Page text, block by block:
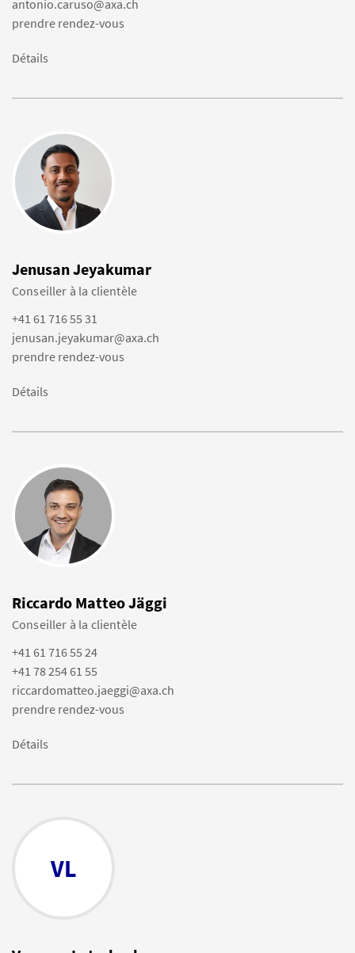
antonio.caruso@axa.ch
prendre rendez-vous
Détails
Jenusan Jeyakumar
Conseiller à la clientèle
+41 61 716 55 31
jenusan.jeyakumar@axa.ch
prendre rendez-vous
Détails
Riccardo Matteo Jäggi
Conseiller à la clientèle
+41 61 716 55 24
+41 78 254 61 55
riccardomatteo.jaeggi@axa.ch
prendre rendez-vous
Détails
VL